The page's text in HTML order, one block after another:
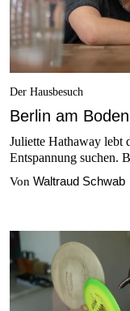
Der Hausbesuch
Berlin am
Juliette Hathaway lebt
Entspannung suchen.
Von Waltraud Schwab